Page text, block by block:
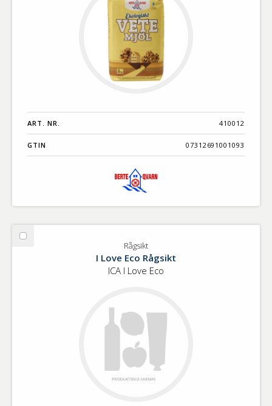
ART. NR. 410012
GTIN 07312691001093
Välj
Rågsikt
I Love Eco Rågsikt
ICA I Love Eco